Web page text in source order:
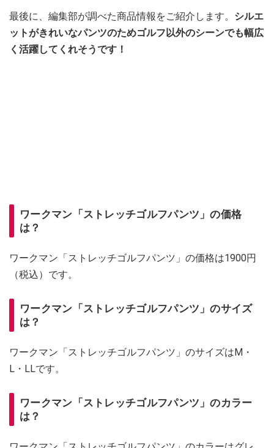
最後に、編集部が調べた商品情報をご紹介します。 シルエ
ットがきれいなパンツのためゴルフ以外のシーンでも幅広
く活躍してくれそうです！
ワークマン「ストレッチゴルフパンツ」の価格
は？
ワークマン「ストレッチゴルフパンツ」の価格は1900円
（税込）です。
ワークマン「ストレッチゴルフパンツ」のサイズ
は？
ワークマン「ストレッチゴルフパンツ」のサイズはM・
L・LLです。
ワークマン「ストレッチゴルフパンツ」のカラー
は？